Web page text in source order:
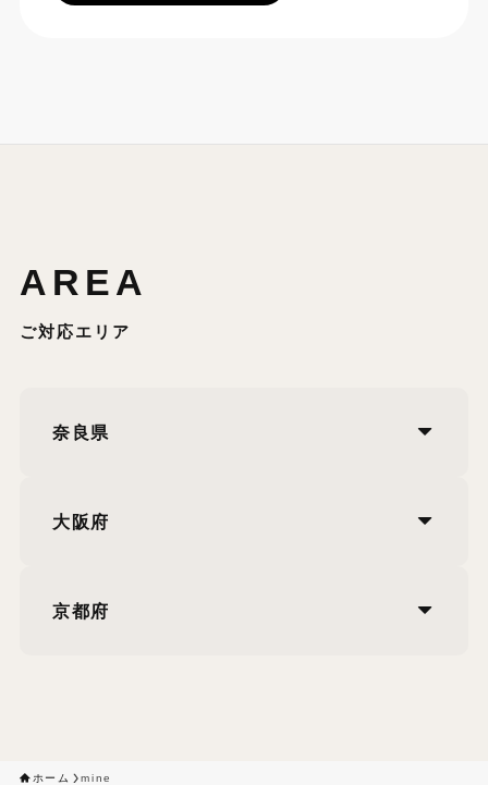
AREA
ご対応エリア
奈良県
大阪府
京都府
ホーム mine